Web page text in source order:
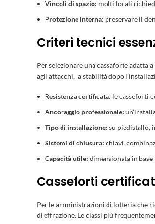
Vincoli di spazio: molti locali
Protezione interna: preservare il
Criteri tecnici
Per selezionare una cassaforte adatta
agli attacchi, la stabilità dopo
Resistenza certificata: le casseforti
Ancoraggio professionale:
Tipo di installazione: su piedistallo,
Sistemi di chiusura: chiavi,
Capacità utile: dimensionata in
Casseforti
Per le amministrazioni di lotteria che
di effrazione. Le classi più